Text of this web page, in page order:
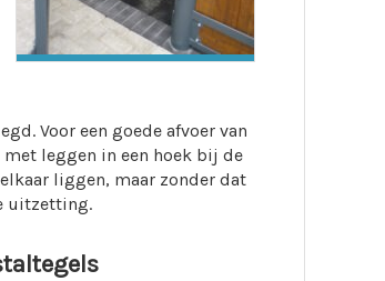
Voor een goede afvoer van
met leggen in een hoek bij de
liggen, maar zonder dat
uitzetting.